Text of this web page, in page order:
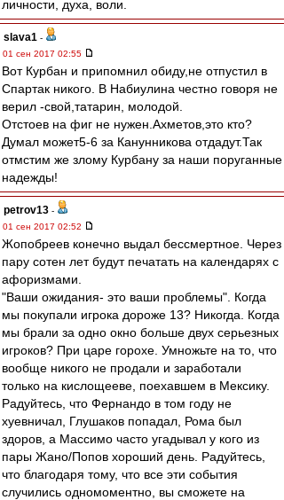
личности, духа, воли.
slava1 -
01 сен 2017 02:55
Вот Курбан и припомнил обиду,не отпустил в
Спартак никого. В Набиулина честно говоря не
верил -свой,татарин, молодой.
Отстоев на фиг не нужен.Ахметов,это кто?
Думал может5-6 за Канунникова отдадут.Так
отмстим же злому Курбану за наши поруганные
надежды!
petrov13 -
01 сен 2017 02:52
Жопобреев конечно выдал бессмертное. Через
пару сотен лет будут печатать на календарях с
афоризмами.
"Ваши ожидания- это ваши проблемы". Когда
мы покупали игрока дороже 13? Никогда. Когда
мы брали за одно окно больше двух серьезных
игроков? При царе горохе. Умножьте на то, что
вообще никого не продали и заработали
только на кислощееве, поехавшем в Мексику.
Радуйтесь, что Фернандо в том году не
хуевничал, Глушаков попадал, Рома был
здоров, а Массимо часто угадывал у кого из
пары Жано/Попов хороший день. Радуйтесь,
что благодаря тому, что все эти события
случились одномоментно, вы сможете на